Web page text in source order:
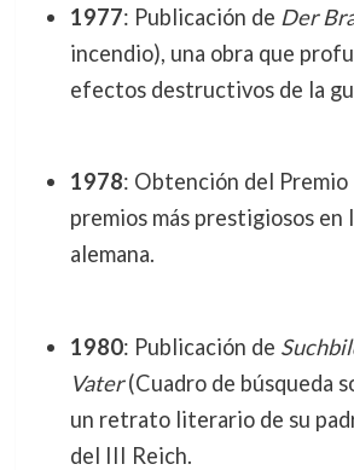
1977: Publicación de Der
incendio), una obra que
efectos destructivos de la
1978: Obtención del Premio
premios más prestigiosos
alemana.
1980: Publicación de
Vater(Cuadro de búsqueda
un retrato literario de su
del III Reich.